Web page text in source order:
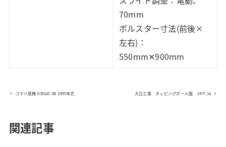
70mm
ボルスター寸法(前後×
左右)：
550mm✕900mm
コマツ産機 OBS60-3B 1995年式 大日工業 タッピングボール盤 SHT-14
関連記事